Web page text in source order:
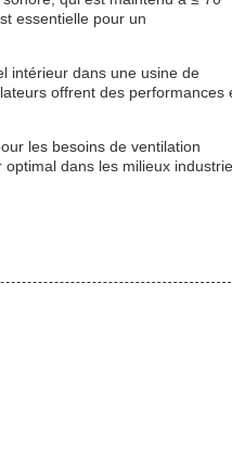
essentielle pour un
intérieur dans une usine de
offrent des performances
les besoins de ventilation
dans les milieux